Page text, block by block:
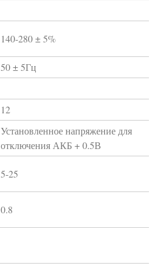
140-280 ± 5%
50 ± 5Гц
12
Установленное напряжение для
отключения АКБ + 0.5В
5-25
0.8